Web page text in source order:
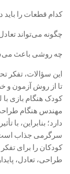
کدام قطعات را باید
چگونه می‌تواند
چه روشی باعث
این سؤالات، تفکر
تا از روش آزمون و
کودک هنگام بازی
مهندس هنگام
دارد؛ بنابراین، با
سرگرمی جذاب است،
کودکان را برای
طراحی، تعادل،